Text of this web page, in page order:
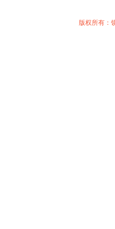
版权所有：